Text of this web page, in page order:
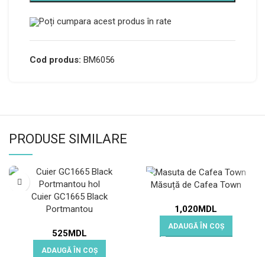
Poți cumpara acest produs în rate
Cod produs: BM6056
PRODUSE SIMILARE
Cuier GC1665 Black
Portmantou
525MDL
ADAUGĂ ÎN COȘ
Măsuță de Cafea Town
1,020MDL
ADAUGĂ ÎN COȘ